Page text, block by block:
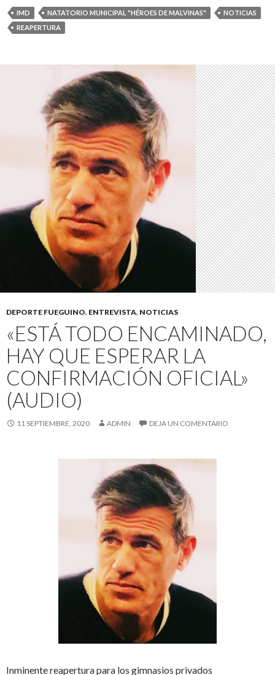
IMD NATATORIO MUNICIPAL "HÉROES DE MALVINAS"
NOTICIAS
REAPERTURA
DEPORTE FUEGUINO, ENTREVISTA, NOTICIAS
«ESTÁ TODO ENCAMINADO,
HAY QUE ESPERAR LA
CONFIRMACIÓN OFICIAL»
(AUDIO)
11 SEPTIEMBRE, 2020 ADMIN DEJA UN COMENTARIO
Inminente reapertura para los gimnasios privados